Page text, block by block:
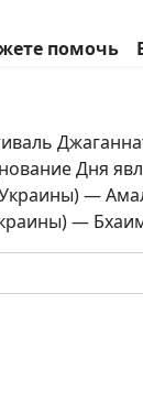
помочь
Дня
—
—